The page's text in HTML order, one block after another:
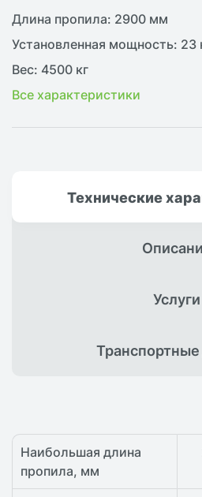
Длина пропила: 2900 мм
Установленная мощность: 23
Вес: 4500 кг
Все характеристики
Технические
Услуги
Транспортные
Наибольшая длина
пропила, мм